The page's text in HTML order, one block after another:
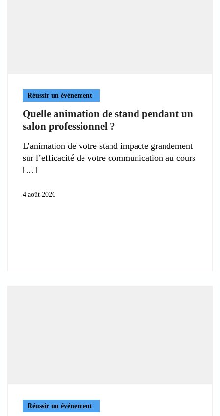
Réussir un événement
Quelle animation de stand pendant un
salon professionnel ?
L’animation de votre stand impacte grandement
sur l’efficacité de votre communication au cours
4 août 2026
Réussir un événement